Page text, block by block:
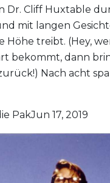
Dr. Cliff Huxtable
mit langen
Höhe treibt. (Hey,
bekommt, dann
Nach acht
PakJun 17, 2019